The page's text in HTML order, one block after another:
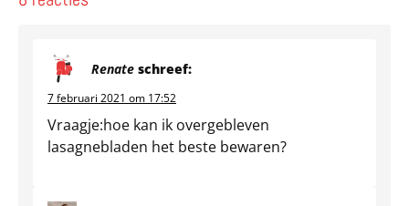
Renate schreef:
7 februari 2021 om 17:52
Vraagje:hoe kan ik overgebleven
lasagnebladen het beste bewaren?